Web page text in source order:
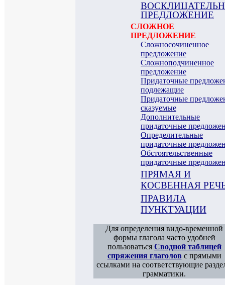
ПРЕДЛОЖЕНИЕ
СЛОЖНОЕ
ПРЕДЛОЖЕНИЕ
Сложносочиненное
предложение
Сложноподчиненное
предложение
Придаточные
подлежащие
Придаточные
сказуемые
Дополнительные
придаточные
Определительные
придаточные
Обстоятельственные
придаточные
ПРЯМАЯ И
КОСВЕННАЯ
ПРАВИЛА
ПУНКТУАЦИИ
Для определения видо-временной
формы глагола часто удобней
пользоваться Сводной таблицей
спряжения глаголов с прямыми
ссылками на соответствующие
грамматики.